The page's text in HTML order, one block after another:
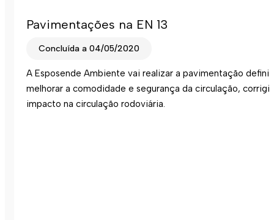
Pavimentações na EN 13
Concluída a 04/05/2020
A Esposende Ambiente vai realizar a pavimentação
melhorar a comodidade e segurança da circulação,
impacto na circulação rodoviária.